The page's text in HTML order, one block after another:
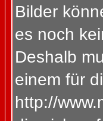
Bilder
es noch
Deshalb
einem für
http://